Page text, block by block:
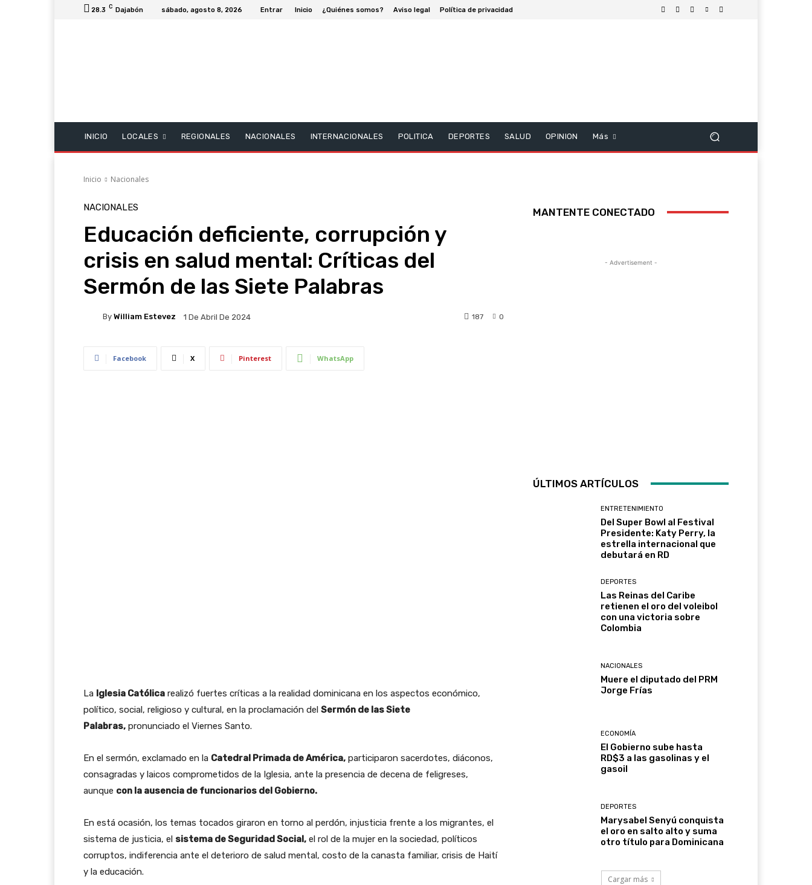
28.3 C Dajabón sábado, agosto 8, 2026 Entrar Inicio ¿Quiénes somos? Aviso legal Política de privacidad
INICIO LOCALES REGIONALES NACIONALES INTERNACIONALES POLITICA DEPORTES SALUD OPINION Más
Inicio Nacionales
NACIONALES
Educación deficiente, corrupción y
crisis en salud mental: Críticas del
Sermón de las Siete Palabras
By William Estevez 1 De Abril De 2024 0
187
Facebook X Pinterest WhatsApp
La Iglesia Católica realizó fuertes críticas a la realidad dominicana en los aspectos económico,
político, social, religioso y cultural, en la proclamación del Sermón de las Siete
Palabras, pronunciado el Viernes Santo.
En el sermón, exclamado en la Catedral Primada de América, participaron sacerdotes, diáconos,
consagradas y laicos comprometidos de la Iglesia, ante la presencia de decena de feligreses,
aunque con la ausencia de funcionarios del Gobierno.
En está ocasión, los temas tocados giraron en torno al perdón, injusticia frente a los migrantes, el
sistema de justicia, el sistema de Seguridad Social, el rol de la mujer en la sociedad, políticos
corruptos, indiferencia ante el deterioro de salud mental, costo de la canasta familiar, crisis de Haití
y la educación.
MANTENTE CONECTADO
- Advertisement -
ÚLTIMOS ARTÍCULOS
ENTRETENIMIENTO
Del Super Bowl al Festival
Presidente: Katy Perry, la
estrella internacional que
debutará en RD
DEPORTES
Las Reinas del Caribe
retienen el oro del voleibol
con una victoria sobre
Colombia
NACIONALES
Muere el diputado del PRM
Jorge Frías
ECONOMÍA
El Gobierno sube hasta
RD$3 a las gasolinas y el
gasoil
DEPORTES
Marysabel Senyú conquista
el oro en salto alto y suma
otro título para Dominicana
Cargar más